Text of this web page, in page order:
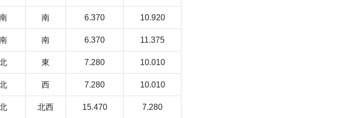
南 6.370 10.920
南 6.370 11.375
東 7.280 10.010
西 7.280 10.010
北西 15.470 7.280